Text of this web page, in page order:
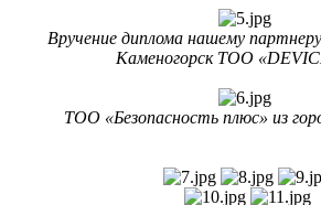
Вручение диплома нашему
Каменогорск ТОО
ТОО «Безопасность плюс» из